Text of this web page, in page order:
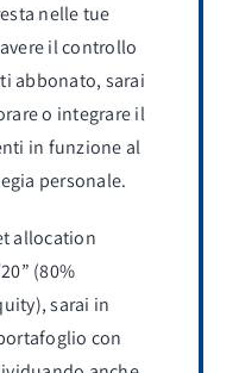
nelle tue
il controllo
abbonato, sarai
o integrare il
in funzione al
personale.
allocation
(80%
sarai in
con